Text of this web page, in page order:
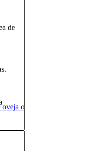
oveja o
de